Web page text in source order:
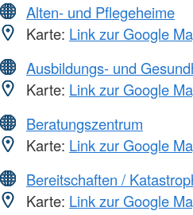
Alten- und Pflegeheime
Karte: Link zur Google
Ausbildungs- und
Karte: Link zur Google
Beratungszentrum
Karte: Link zur Google
Bereitschaften /
Karte: Link zur Google